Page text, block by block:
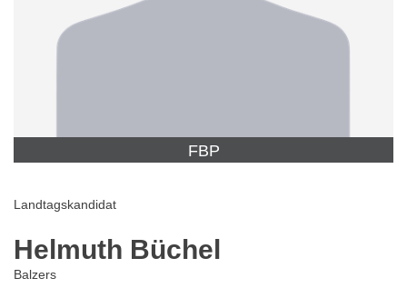
FBP
Landtagskandidat
Helmuth Büchel
Balzers